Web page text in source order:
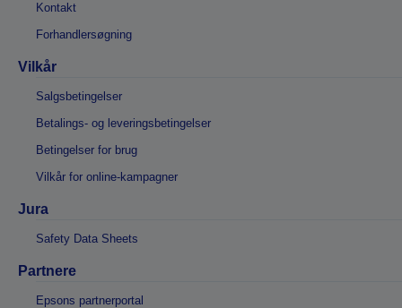
Kontakt
Forhandlersøgning
Vilkår
Salgsbetingelser
Betalings- og leveringsbetingelser
Betingelser for brug
Vilkår for online-kampagner
Jura
Safety Data Sheets
Partnere
Epsons partnerportal